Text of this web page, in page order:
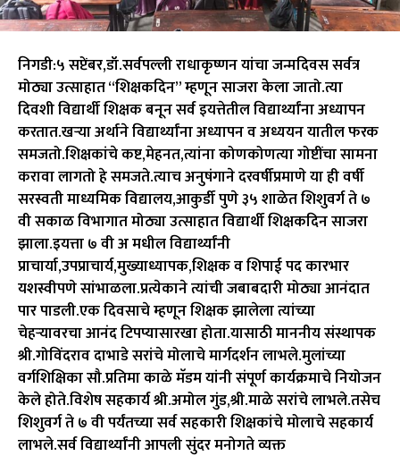
निगडी:५ सप्टेंबर,डॉ.सर्वपल्ली राधाकृष्णन यांचा जन्मदिवस सर्वत्र
मोठ्या उत्साहात “शिक्षकदिन” म्हणून साजरा केला जातो.त्या
दिवशी विद्यार्थी शिक्षक बनून सर्व इयत्तेतील विद्यार्थ्यांना अध्यापन
करतात.खऱ्या अर्थाने विद्यार्थ्यांना अध्यापन व अध्ययन यातील फरक
समजतो.शिक्षकांचे कष्ट,मेहनत,त्यांना कोणकोणत्या गोष्टींचा सामना
करावा लागतो हे समजते.त्याच अनुषंगाने दरवर्षीप्रमाणे या ही वर्षी
सरस्वती माध्यमिक विद्यालय,आकुर्डी पुणे ३५ शाळेत शिशुवर्ग ते ७
वी सकाळ विभागात मोठ्या उत्साहात विद्यार्थी शिक्षकदिन साजरा
झाला.इयत्ता ७ वी अ मधील विद्यार्थ्यांनी
प्राचार्या,उपप्राचार्य,मुख्याध्यापक,शिक्षक व शिपाई पद कारभार
यशस्वीपणे सांभाळला.प्रत्येकाने त्यांची जबाबदारी मोठ्या आनंदात
पार पाडली.एक दिवसाचे म्हणून शिक्षक झालेला त्यांच्या
चेहऱ्यावरचा आनंद टिपप्यासारखा होता.यासाठी माननीय संस्थापक
श्री.गोविंदराव दाभाडे सरांचे मोलाचे मार्गदर्शन लाभले.मुलांच्या
वर्गशिक्षिका सौ.प्रतिमा काळे मॅडम यांनी संपूर्ण कार्यक्रमाचे नियोजन
केले होते.विशेष सहकार्य श्री.अमोल गुंड,श्री.माळे सरांचे लाभले.तसेच
शिशुवर्ग ते ७ वी पर्यंतच्या सर्व सहकारी शिक्षकांचे मोलाचे सहकार्य
लाभले.सर्व विद्यार्थ्यांनी आपली सुंदर मनोगते व्यक्त